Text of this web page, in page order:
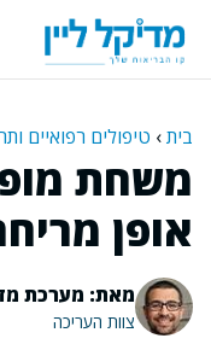
לתוכן
בית› טיפולים רפואיים
משחת
אופן
מאת: מערכת
צוות העריכה